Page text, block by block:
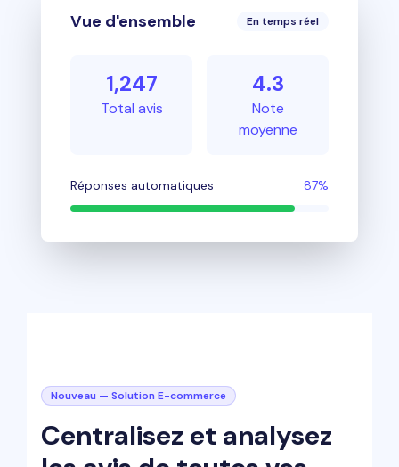
Vue d'ensemble En temps réel
1,247
Total avis
4.3
Note
moyenne
Réponses automatiques 87%
Nouveau — Solution E-commerce
Centralisez et analysez